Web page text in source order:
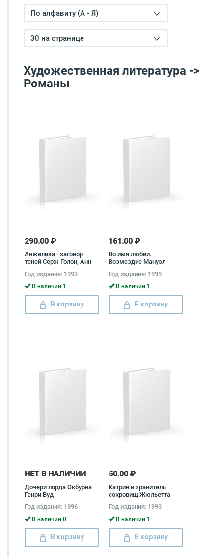
По алфавиту (А - Я)
30 на странице
Художественная литература ->
Романы
290.00 ₽
Анжелика - заговор
теней Серж Голон, Анн
Год издания: 1993
В наличии 1
В корзину
161.00 ₽
Во имя любви.
Возмездие Мануэл
Год издания: 1999
В наличии 1
В корзину
НЕТ В НАЛИЧИИ
Дочери лорда Окбурна
Генри Вуд
Год издания: 1996
В наличии 0
В корзину
50.00 ₽
Катрин и хранитель
сокровищ Жюльетта
Год издания: 1993
В наличии 1
В корзину